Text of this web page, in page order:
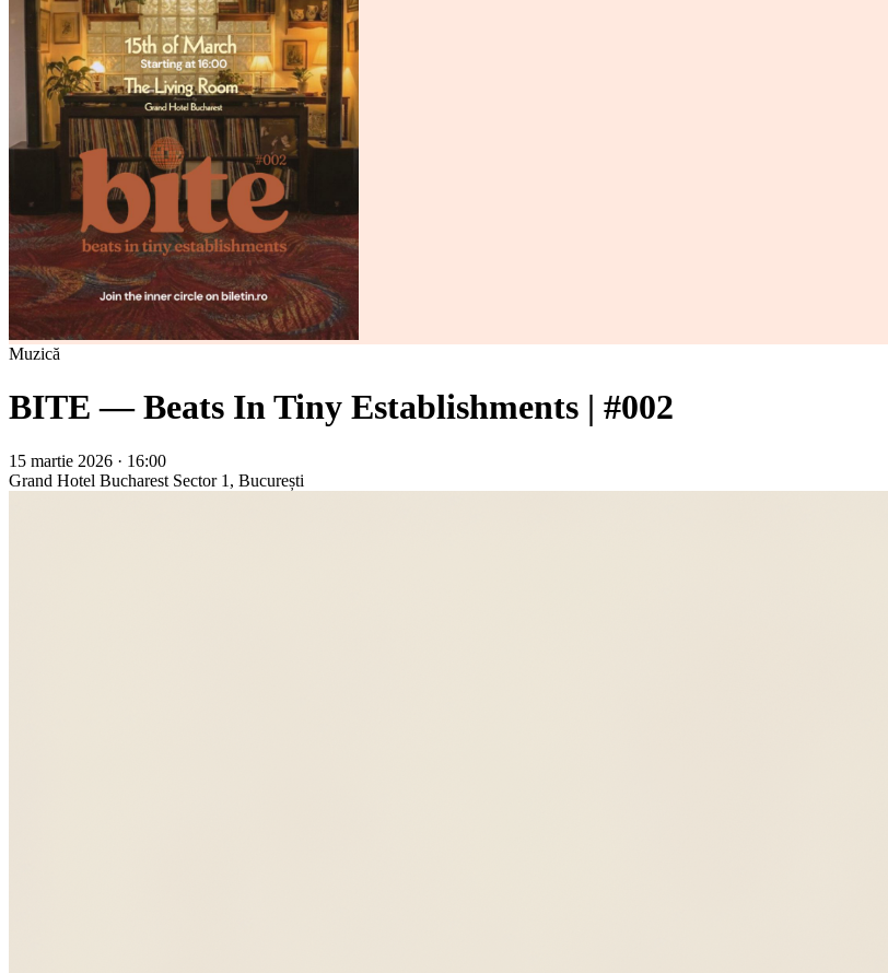
Muzică
BITE — Beats In Tiny Establishments | #002
15 martie 2026 · 16:00
Grand Hotel Bucharest Sector 1, București